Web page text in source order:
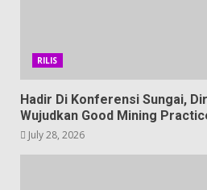
RILIS
Hadir Di Konferensi Sungai,
Wujudkan Good Mining
July 28, 2026